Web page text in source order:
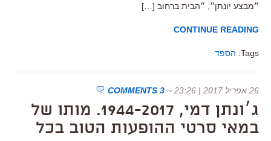
״מבצע יונתן״, ״הבית ברחוב […]
CONTINUE READING
Tags: הספד
26 אפריל 2017 | 23:26 ~
3 COMMENTS
ג׳ונתן דמי, 1944-2017. מותו של
במאי סרטי ההופעות הטוב בכל